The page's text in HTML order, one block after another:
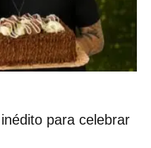
para celebrar